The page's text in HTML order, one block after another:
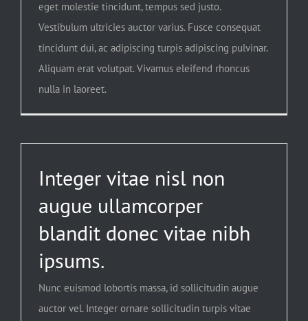
eget molestie tincidunt, tempus sed justo.
Vestibulum ultricies auctor varius. Fusce consequat
tincidunt dui, ac adipiscing turpis adipiscing pulvinar.
Aliquam erat volutpat. Vivamus eleifend rhoncus
nulla in laoreet.
Integer vitae nisl non
augue ullamcorper
blandit donec vitae nibh
ipsums.
Nunc euismod lobortis massa, id sollicitudin augue
auctor vel. Integer ornare sollicitudin turpis vitae